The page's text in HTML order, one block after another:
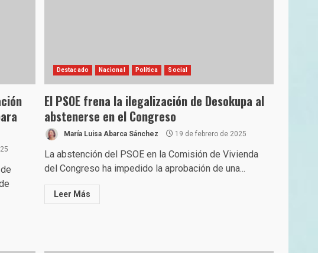
Destacado Nacional Política Social
El PSOE frena la ilegalización de Desokupa al
abstenerse en el Congreso
María Luisa Abarca Sánchez 19 de febrero de 2025
La abstención del PSOE en la Comisión de Vivienda
del Congreso ha impedido la aprobación de una...
Leer Más